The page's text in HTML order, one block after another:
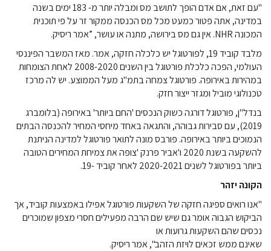
"עם זאת, אם אדם הופך לתושב מס ומבלה יותר מ- 183 ימים בשנה
במדינה, אתה פטור כמעט מכל מס הכנסה ממקור זר על פי תוכנית
המכונה NHR. אין גם מס בירושה, מתנה או עושר, ”אמר ריסיק.
מלבד קוביד 19, לפורטוגל יש כלכלה חזקה, אמר. מאז המשבר הפיננסי
העולמי, הפכה כלכלת פורטוגל בין השנים 2008-2020 לאחת הצומחות
במהירות באירופה. פורטוגל צמחה בתמ"ג מעל הממוצע. יש לה מרכז
טכנולוגי מוביל ומגזר ייצור חזק.
בנדל"ן, פורטוגל דורגה כשוק הנכסים 'החם ביותר' באירופה (בלומברג
2019), עם סבירות גבוהה, והתגאה באחד מיחסי המחיר להכנסה הבתים
הנמוכים ביותר באירופה. פורבס מונה לתואר פורטוגל למדינה הניתנת
להשקעה בשנת 2020 ו'אביר פרנק 'צופה את צמיחת המחירים הטובה
ביותר בפורטוגל לשנים 2020-2021 לאחר קוביד -19.
הקונה יזהר
"אנו רואים ספיגה חזקה של השקעות פורטוגל אפילו באמצעות קוביד, אך
הביקוש הגבוה אומר גם שיש שם הרבה מפעילים חסרי מצפון שמוכרים
נכסים שהם השקעות גרועות או
שאינם ממש זכאים לויזת הזהב", אמר ריסיק.